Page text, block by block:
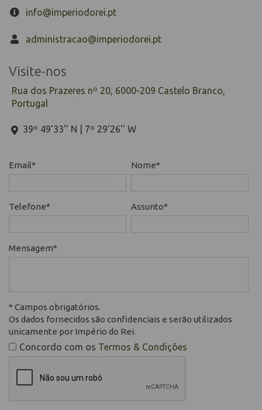
info@imperiodorei.pt
administracao@imperiodorei.pt
Visite-nos
Rua dos Prazeres nº 20, 6000-209 Castelo Branco,
Portugal
39º 49'33'' N | 7º 29'26'' W
Email* Nome*
Telefone* Assunto*
Mensagem*
* Campos obrigatórios.
Os dados fornecidos são confidenciais e serão utilizados
unicamente por Império do Rei.
Concordo com os Termos & Condições